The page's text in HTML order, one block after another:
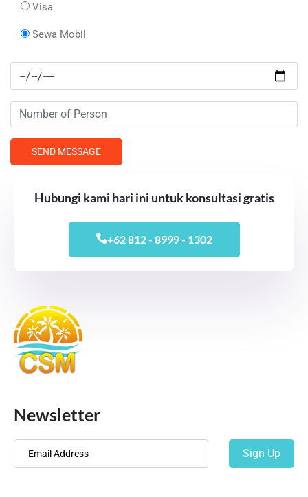
Visa
Sewa Mobil
Hubungi kami hari ini untuk konsultasi gratis
+62 812 - 8999 - 1302
Newsletter
Sign Up